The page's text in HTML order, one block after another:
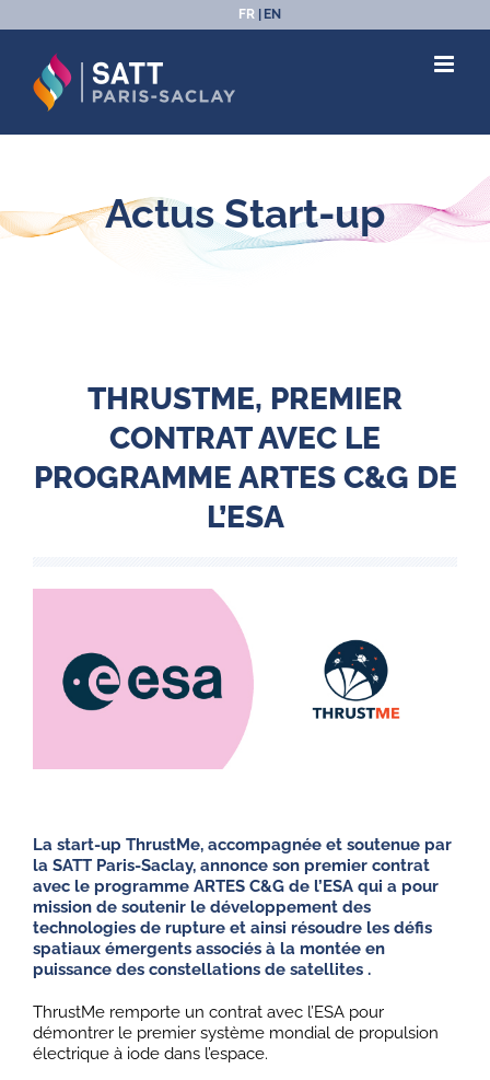
au
contenu
FR EN
Actus Start-up
THRUSTME, PREMIER
CONTRAT AVEC LE
PROGRAMME ARTES C&G DE
L’ESA
La start-up ThrustMe, accompagnée et soutenue par
la SATT Paris-Saclay, annonce son premier contrat
avec le programme ARTES C&G de l’ESA qui a pour
mission de soutenir le développement des
technologies de rupture et ainsi résoudre les défis
spatiaux émergents associés à la montée en
puissance des constellations de satellites .
ThrustMe remporte un contrat avec l’ESA pour
démontrer le premier système mondial de propulsion
électrique à iode dans l’espace.